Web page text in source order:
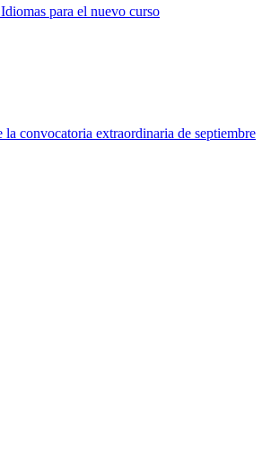
para el nuevo curso
convocatoria extraordinaria de septiembre